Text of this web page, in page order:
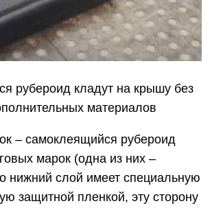
рубероид кладут на крышу без
материалов
– самоклеящийся рубероид
марок (одна из них –
слой имеет специальную
защитной пленкой, эту сторону